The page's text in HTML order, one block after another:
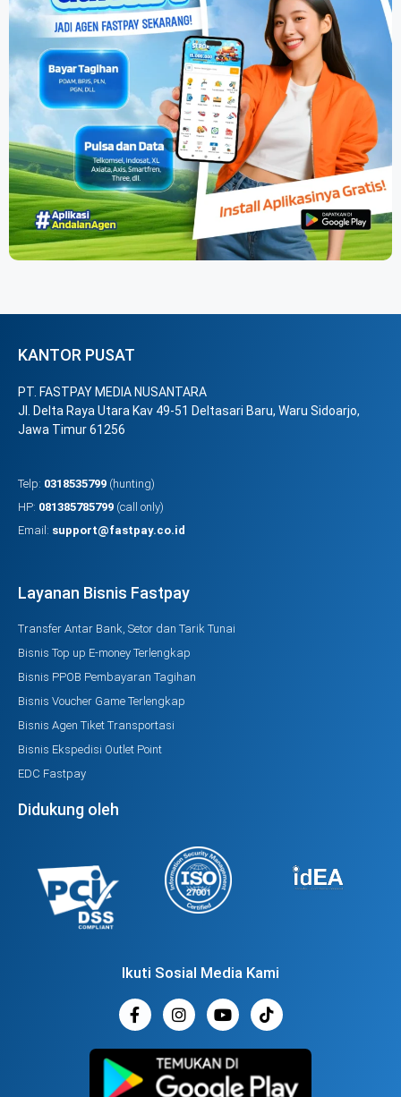
KANTOR PUSAT
PT. FASTPAY MEDIA NUSANTARA
Jl. Delta Raya Utara Kav 49-51 Deltasari Baru, Waru Sidoarjo,
Jawa Timur 61256
Telp: 0318535799 (hunting)
HP: 081385785799 (call only)
Email: support@fastpay.co.id
Layanan Bisnis Fastpay
Transfer Antar Bank, Setor dan Tarik Tunai
Bisnis Top up E-money Terlengkap
Bisnis PPOB Pembayaran Tagihan
Bisnis Voucher Game Terlengkap
Bisnis Agen Tiket Transportasi
Bisnis Ekspedisi Outlet Point
EDC Fastpay
Didukung oleh
Ikuti Sosial Media Kami